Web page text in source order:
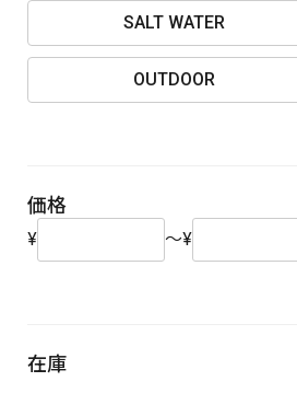
SALT WATER
OUTDOOR
価格
¥ ～¥
在庫